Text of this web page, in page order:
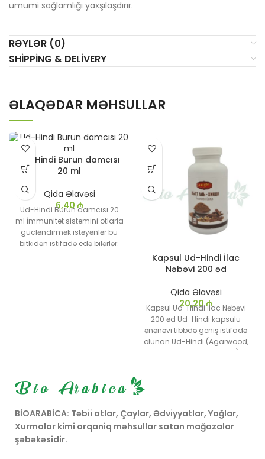
ümumi sağlamlığı yaxşılaşdırır.
RƏYLƏR (0)
SHIPPING & DELIVERY
ƏLAQƏDAR MƏHSULLAR
Ud-Hindi Burun damcısı
20 ml
Qida Əlavəsi
6,40 ₼
Ud-Hindi Burun damcısı 20
ml İmmunitet sistemini otlarla
gücləndirmək istəyənlər bu
bitkidən istifadə edə bilərlər.
İnfeksiya diaqnozu qoyulmuş
Kapsul Ud-Hindi İlac
Nəbəvi 200 əd
Qida Əlavəsi
20,20₼
Kapsul Ud-Hindi İlac Nəbəvi
200 əd Ud-Hindi kapsulu
ənənəvi tibbdə geniş istifadə
olunan Ud-Hindi (Agarwood,
Aquilaria malaccensis)
tibbdə müxtəlif sağlamlıq
faydaları ilə tanınır.
BİOARABİCA: Təbii otlar, Çaylar, Ədviyyatlar, Yağlar,
Xurmalar kimi orqaniq məhsullar satan mağazalar
şəbəkəsidir.